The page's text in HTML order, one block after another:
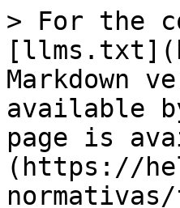
> For the
Markdown
available
page is
(https://